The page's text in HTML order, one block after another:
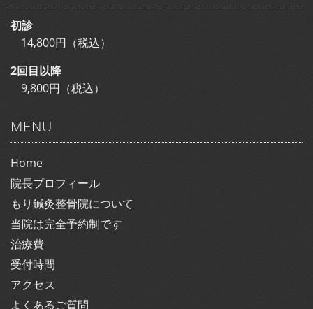
初診
14,800円（税込）
2回目以降
9,800円（税込）
MENU
Home
院長プロフィール
もり鍼灸整骨院について
当院は完全予約制です
治療費
受付時間
アクセス
よくあるご質問